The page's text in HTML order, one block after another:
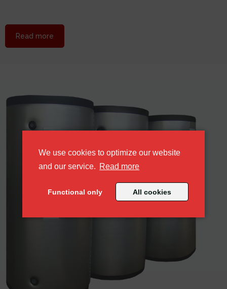
We use cookies to optimize our website
and our service. Read moreabout our cookie policy
Functional only All cookies
Read more